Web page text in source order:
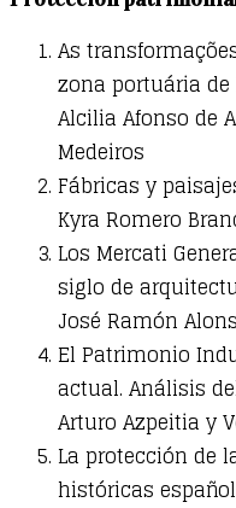
As
zona portuária de
Alcilia Afonso de
Medeiros
Fábricas y
Kyra Romero
Los Mercati
siglo de
José Ramón
El Patrimonio
actual. Análisis
Arturo Azpeitia y
La protección de
históricas